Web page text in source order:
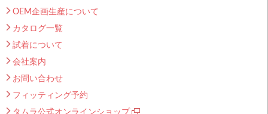
OEM企画生産について
カタログ一覧
試着について
会社案内
お問い合わせ
フィッティング予約
タムラ公式オンラインショップ